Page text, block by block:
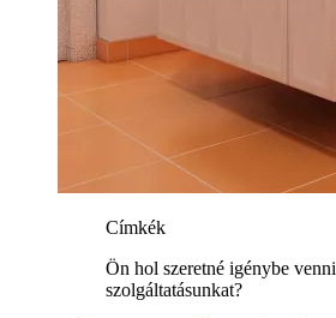
Címkék
Ön hol szeretné igénybe venni
szolgáltatásunkat?